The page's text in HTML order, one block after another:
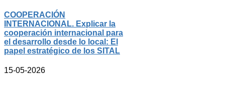
COOPERACIÓN
INTERNACIONAL. Explicar la
cooperación internacional para
el desarrollo desde lo local: El
papel estratégico de los SITAL
15-05-2026